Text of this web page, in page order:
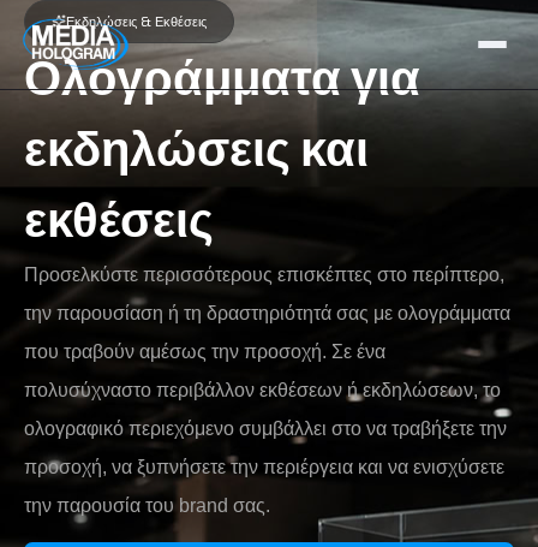
Προϊόντα
Έργα
Τελευταία νέα
Θέσεις εργασίας
Επικοινωνία
NL / BE FR GR / CY
Εκδηλώσεις & Εκθέσεις
Ολογράμματα για
εκδηλώσεις και
εκθέσεις
Προσελκύστε περισσότερους επισκέπτες στο περίπτερο,
την παρουσίαση ή τη δραστηριότητά σας με ολογράμματα
που τραβούν αμέσως την προσοχή. Σε ένα
πολυσύχναστο περιβάλλον εκθέσεων ή εκδηλώσεων, το
ολογραφικό περιεχόμενο συμβάλλει στο να τραβήξετε την
προσοχή, να ξυπνήσετε την περιέργεια και να ενισχύσετε
την παρουσία του brand σας.